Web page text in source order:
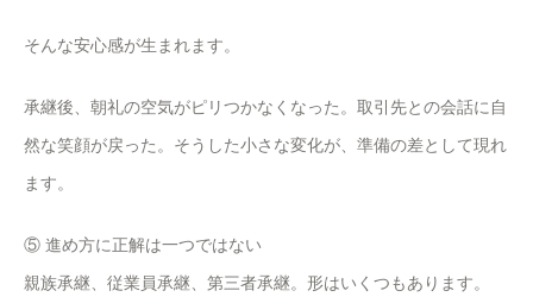
そんな安心感が生まれます。
承継後、朝礼の空気がピリつかなくなった。取引先との会話に自
然な笑顔が戻った。そうした小さな変化が、準備の差として現れ
ます。
⑤ 進め方に正解は一つではない
親族承継、従業員承継、第三者承継。形はいくつもあります。